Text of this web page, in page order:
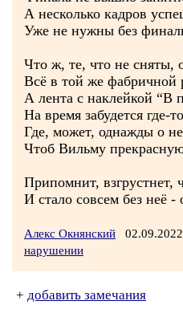
А несколько кадров
Уже не нужны без
Что ж, те, что не сняты,
Всё в той же фабричной
А лента с наклейкой “В
На время забудется где-
Где, может, однажды о
Чтоб Вильму
Припомнит, взгрустнет,
И стало совсем без неё
Алекс Окнянский
нарушении
+ добавить замечания